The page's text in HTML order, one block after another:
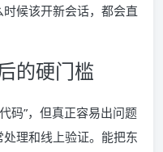
候该开新会话，都会直
的硬门槛
码”，但真正容易出问题
理和线上验证。能把东